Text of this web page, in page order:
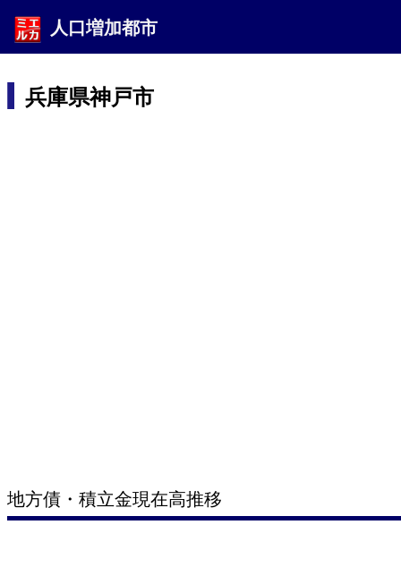
人口増加都市
兵庫県神戸市
地方債・積立金現在高推移